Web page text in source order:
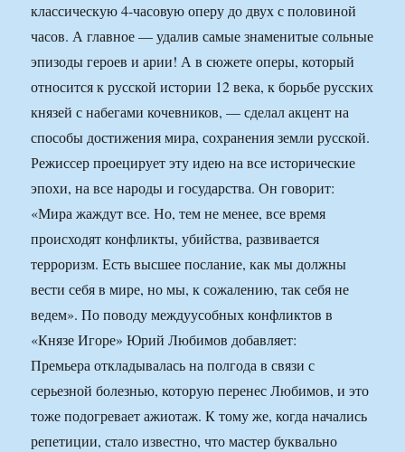
классическую 4-часовую оперу до двух с половиной
часов. А главное — удалив самые знаменитые сольные
эпизоды героев и арии! А в сюжете оперы, который
относится к русской истории 12 века, к борьбе русских
князей с набегами кочевников, — сделал акцент на
способы достижения мира, сохранения земли русской.
Режиссер проецирует эту идею на все исторические
эпохи, на все народы и государства. Он говорит:
«Мира жаждут все. Но, тем не менее, все время
происходят конфликты, убийства, развивается
терроризм. Есть высшее послание, как мы должны
вести себя в мире, но мы, к сожалению, так себя не
ведем». По поводу междуусобных конфликтов в
«Князе Игоре» Юрий Любимов добавляет:
Премьера откладывалась на полгода в связи с
серьезной болезнью, которую перенес Любимов, и это
тоже подогревает ажиотаж. К тому же, когда начались
репетиции, стало известно, что мастер буквально